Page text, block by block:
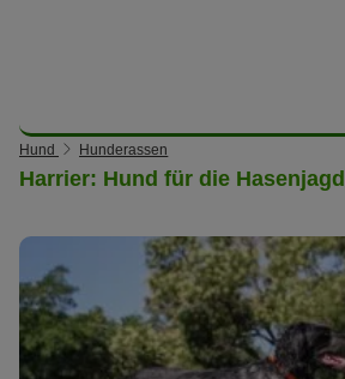
Hund Hunderassen
Harrier: Hund für die Hasenjagd